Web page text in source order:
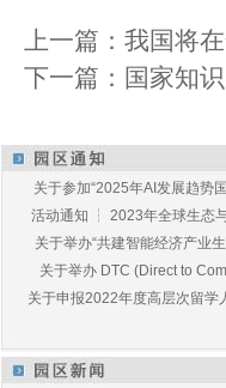
上一篇：我国将
下一篇： 国家知
关于参加“2025年AI发展趋势
活动通知 ┆ 2023年全球生态
关于举办“共建智能经济产业
关于举办 DTC (Direct to
关于申报2022年度高层次留学